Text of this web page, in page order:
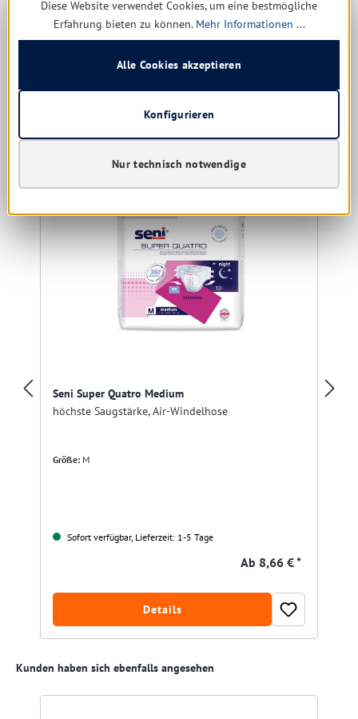
7,46 € *
9,76 €(23.57% gespart)
Details
Produktgalerie überspringen
Kunden kauften auch
Seni Super Quatro Medium
höchste Saugstärke, Air-Windelhose
Größe: M
Sofort verfügbar, Lieferzeit: 1-5 Tage
Ab 8,66 € *
Details
Produktgalerie überspringen
Kunden haben sich ebenfalls angesehen
Diese Website verwendet Cookies, um eine bestmögliche
Erfahrung bieten zu können. Mehr Informationen ...
Nur technisch notwendige
Konfigurieren
Alle Cookies akzeptieren